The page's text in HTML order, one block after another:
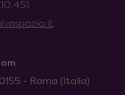
- Roma (Italia)